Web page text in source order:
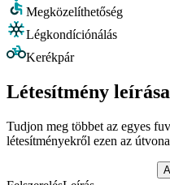
Megközelíthetőség
Légkondíciónálás
Kerékpár
Létesítmény leírása
Tudjon meg többet az egyes
létesítményekről ezen az